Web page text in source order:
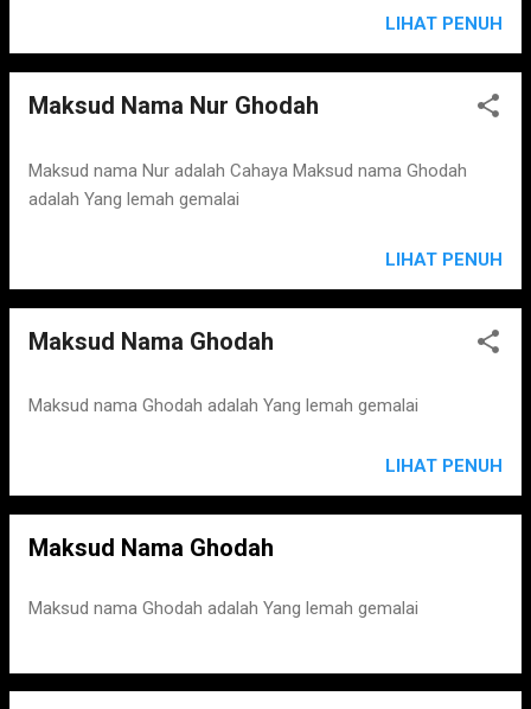
LIHAT PENUH
Maksud Nama Nur Ghodah
Maksud nama Nur adalah Cahaya Maksud nama Ghodah
adalah Yang lemah gemalai
LIHAT PENUH
Maksud Nama Ghodah
Maksud nama Ghodah adalah Yang lemah gemalai
LIHAT PENUH
Maksud Nama Ghodah
Maksud nama Ghodah adalah Yang lemah gemalai